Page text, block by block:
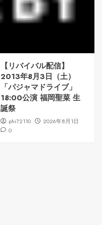
【リバイバル配信】
2013年8月3日（土）
「パジャマドライブ」
18:00公演 福岡聖菜 生
誕祭
phi72110
2026年8月1日
0